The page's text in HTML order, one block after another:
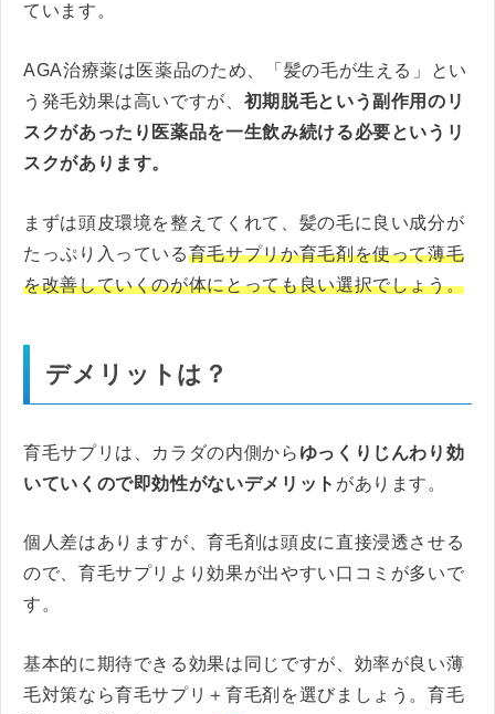
ています。
AGA治療薬は医薬品のため、「髪の毛が生える」とい
う発毛効果は高いですが、 初期脱毛という副作用のリ
スクがあったり医薬品を一生飲み続ける必要というリ
スクがあります。
まずは頭皮環境を整えてくれて、髪の毛に良い成分が
たっぷり入っている育毛サプリか育毛剤を使って薄毛
を改善していくのが体にとっても良い選択でしょう。
デメリットは？
育毛サプリは、カラダの内側から ゆっくりじんわり効
いていくので即効性がないデメリット があります。
個人差はありますが、育毛剤は頭皮に直接浸透させる
ので、育毛サプリより効果が出やすい口コミが多いで
す。
基本的に期待できる効果は同じですが、効率が良い薄
毛対策なら育毛サプリ＋育毛剤を選びましょう。育毛